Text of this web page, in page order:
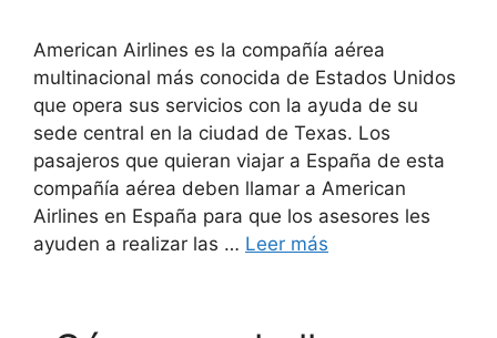
American Airlines es la compañía aérea
multinacional más conocida de Estados Unidos
que opera sus servicios con la ayuda de su
sede central en la ciudad de Texas. Los
pasajeros que quieran viajar a España de esta
compañía aérea deben llamar a American
Airlines en España para que los asesores les
ayuden a realizar las … Leer más